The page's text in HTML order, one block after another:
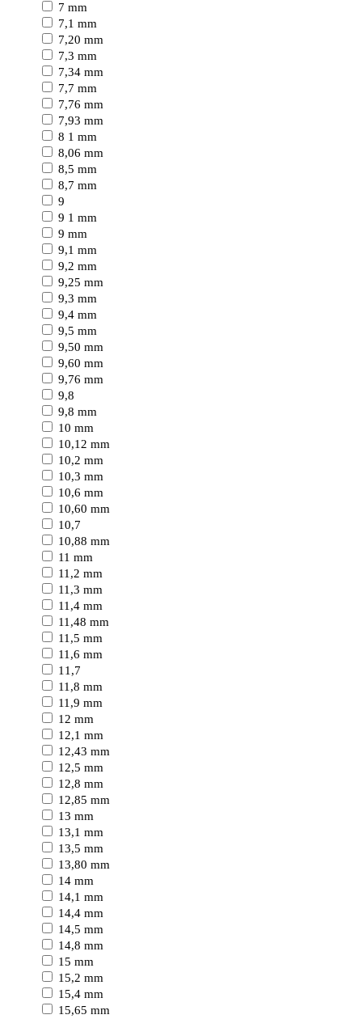
7 mm
7,1 mm
7,20 mm
7,3 mm
7,34 mm
7,7 mm
7,76 mm
7,93 mm
8 1 mm
8,06 mm
8,5 mm
8,7 mm
9
9 1 mm
9 mm
9,1 mm
9,2 mm
9,25 mm
9,3 mm
9,4 mm
9,5 mm
9,50 mm
9,60 mm
9,76 mm
9,8
9,8 mm
10 mm
10,12 mm
10,2 mm
10,3 mm
10,6 mm
10,60 mm
10,7
10,88 mm
11 mm
11,2 mm
11,3 mm
11,4 mm
11,48 mm
11,5 mm
11,6 mm
11,7
11,8 mm
11,9 mm
12 mm
12,1 mm
12,43 mm
12,5 mm
12,8 mm
12,85 mm
13 mm
13,1 mm
13,5 mm
13,80 mm
14 mm
14,1 mm
14,4 mm
14,5 mm
14,8 mm
15 mm
15,2 mm
15,4 mm
15,65 mm